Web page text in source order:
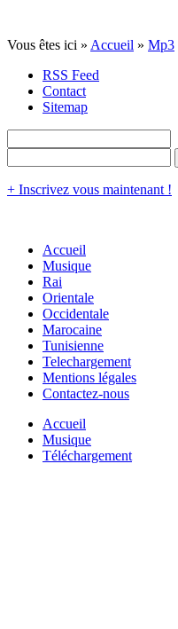
Vous êtes ici » Accueil » Mp3
RSS Feed
Contact
Sitemap
+ Inscrivez vous maintenant !
Accueil
Musique
Rai
Orientale
Occidentale
Marocaine
Tunisienne
Telechargement
Mentions légales
Contactez-nous
Accueil
Musique
Téléchargement